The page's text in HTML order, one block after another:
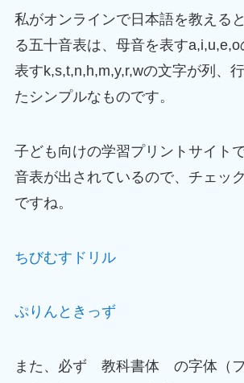
私がオンラインで日本語を教える
る五十音表は、母音を表す
表すk,s,t,n,h,m,y,r,wの文字が列、
たシンプルなものです。
子ども向けの学習プリントサイト
音表が出されているので、チェッ
ですね。
ちびむすドリル
ぷりんときっず
また、必ず 教科書体 の字体（